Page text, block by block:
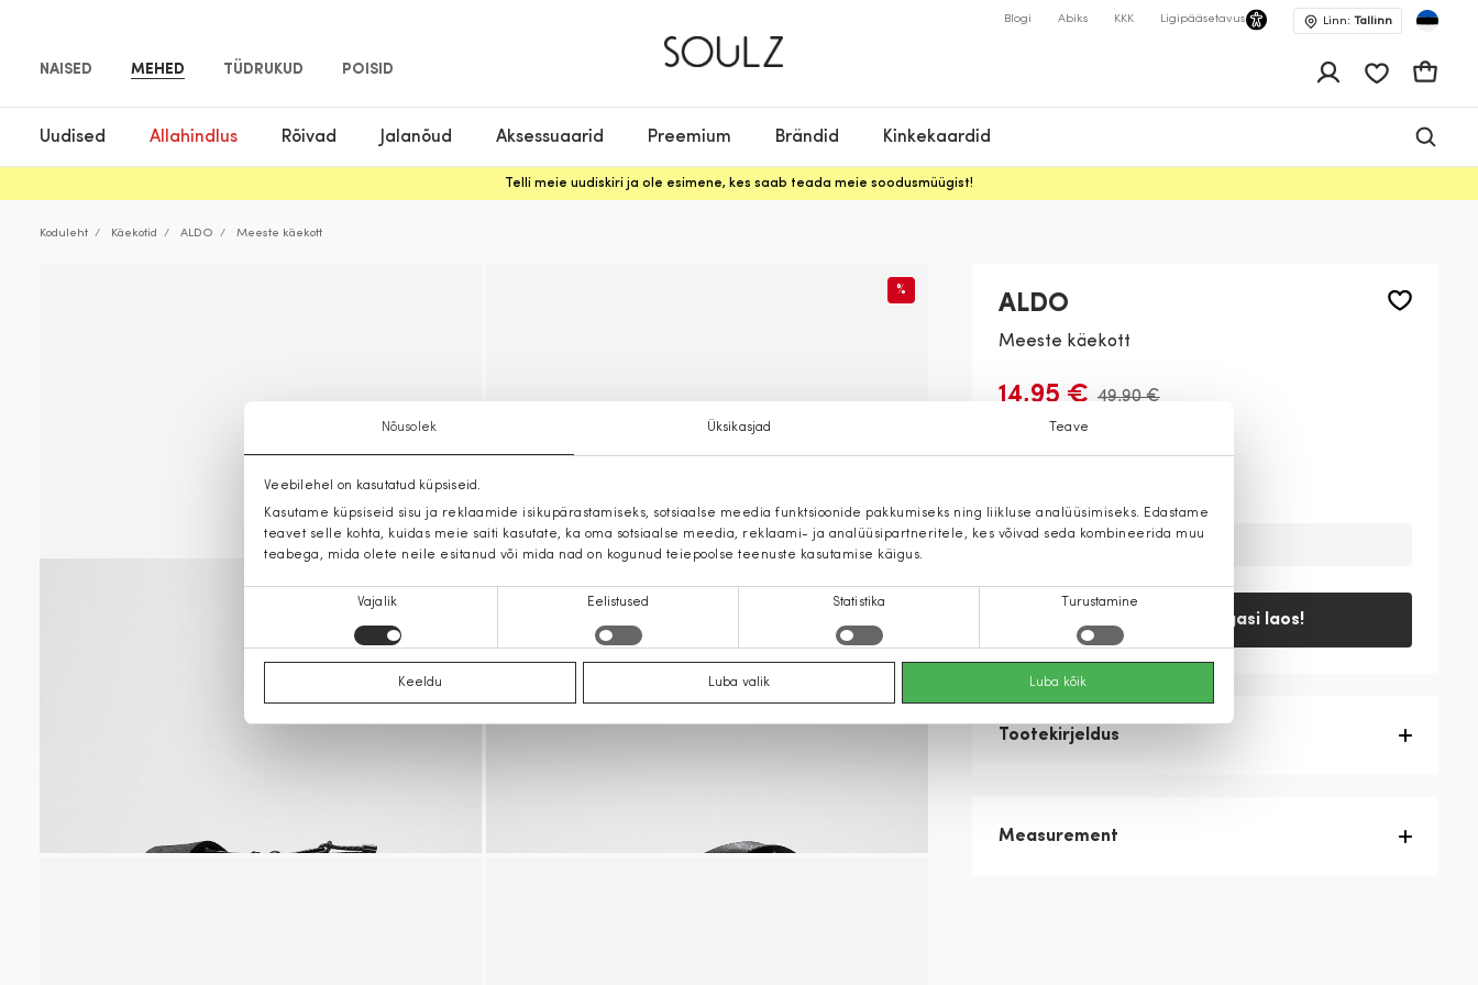
Nõusolek Üksikasjad Teave
Veebilehel on kasutatud küpsiseid.
Kasutame küpsiseid sisu ja reklaamide isikupärastamiseks, sotsiaalse meedia funktsioonide pakkumiseks ning liikluse analüüsimiseks. Edastame
teavet selle kohta, kuidas meie saiti kasutate, ka oma sotsiaalse meedia, reklaami- ja analüüsipartneritele, kes võivad seda kombineerida muu
teabega, mida olete neile esitanud või mida nad on kogunud teiepoolse teenuste kasutamise käigus.
Vajalik Eelistused Statistika Turustamine
Keeldu Luba valik Luba kõik
NAISED MEHED TÜDRUKUD POISID
Blogi Abiks KKK Ligipääsetavus Linn: Tallinn
Uudised Allahindlus Rõivad Jalanõud Aksessuaarid Preemium Brändid Kinkekaardid
Telli meie uudiskiri ja ole esimene, kes saab teada meie soodusmüügist!
Koduleht Käekotid ALDO Meeste käekott
%
ALDO
Meeste käekott
14,95 € 49,90 €
Teavita, kui tagasi laos!
Tootekirjeldus
Measurement